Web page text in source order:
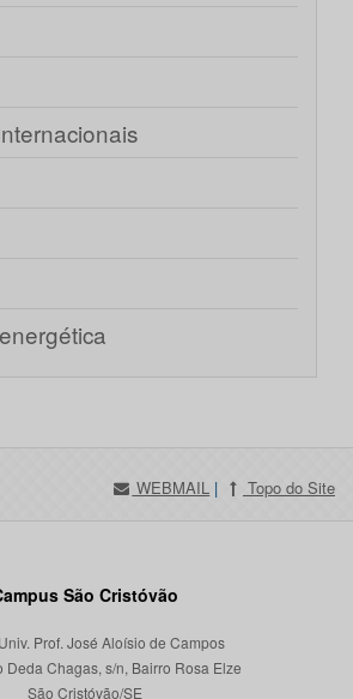
WEBMAIL | Topo do Site
São Cristóvão
Prof. José Aloísio de Campos
Deda Chagas, s/n, Bairro Rosa Elze
São Cristóvão/SE